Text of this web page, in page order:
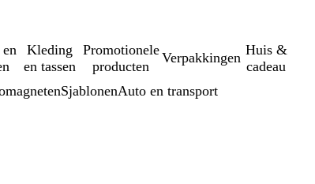
Kleding
en tassen
Promotionele
producten
Verpakkingen
Huis &
cadeau
SjablonenAuto en transport